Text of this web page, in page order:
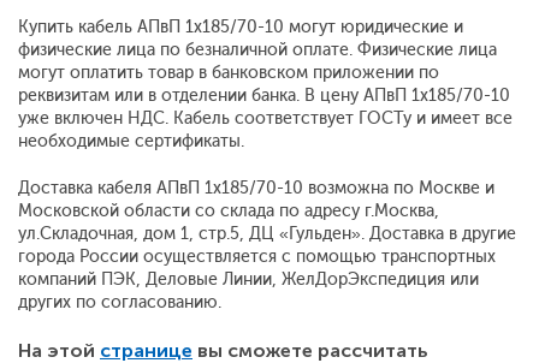
Купить кабель АПвП 1x185/70-10 могут юридические и
физические лица по безналичной оплате. Физические лица
могут оплатить товар в банковском приложении по
реквизитам или в отделении банка. В цену АПвП 1x185/70-10
уже включен НДС. Кабель соответствует ГОСТу и имеет все
необходимые сертификаты.
Доставка кабеля АПвП 1x185/70-10 возможна по Москве и
Московской области со склада по адресу г.Москва,
ул.Складочная, дом 1, стр.5, ДЦ «Гульден». Доставка в другие
города России осуществляется с помощью транспортных
компаний ПЭК, Деловые Линии, ЖелДорЭкспедиция или
других по согласованию.
На этой странице вы сможете рассчитать